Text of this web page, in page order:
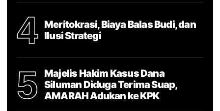
4
Meritokrasi, Biaya Balas Budi, dan
Ilusi Strategi
5
Majelis Hakim Kasus Dana
Siluman Diduga Terima Suap,
AMARAH Adukan ke KPK